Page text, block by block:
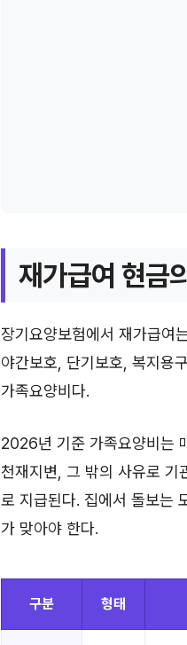
재가급여 현금
장기요양보험에서 재가급여
야간보호, 단기보호, 복지용
가족요양비다.
2026년 기준 가족요양비는
천재지변, 그 밖의 사유로 기
로 지급된다. 집에서 돌보는
가 맞아야 한다.
구분 형태